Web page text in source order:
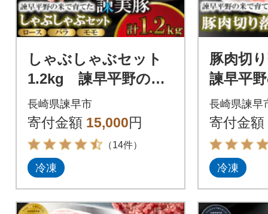
しゃぶしゃぶセット
1.2kg 諫早平野の米
で育てた諫美豚(かん
びとん)【土井農場】
長崎県諫早市
寄付金額 15,000円
（14件）
冷凍
豚肉切
諫早平
諫美豚(
長崎県諫早
寄付金額
冷凍